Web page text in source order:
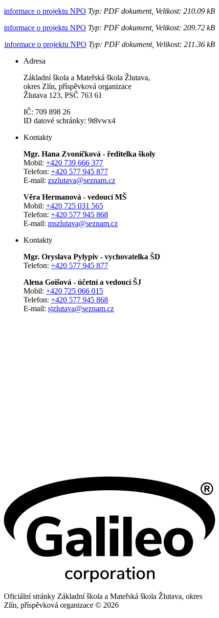
informace o projektu NPO Typ: PDF dokument, Velikost: 210.09 kB
informace o projektu NPO Typ: PDF dokument, Velikost: 209.72 kB
informace o projektu NPO Typ: PDF dokument, Velikost: 211.36 kB
Adresa
Základní škola a Mateřská škola Žlutava,
okres Zlín, příspěvková organizace
Žlutava 123, PSČ 763 61
IČ: 709 898 26
ID datové schránky: 9t8vwx4
Kontakty
Mgr. Hana Zvoníčková - ředitelka školy
Mobil: +420 739 666 377
Telefon: +420 577 945 877
E-mail: zszlutava@seznam.cz
Věra Hermanová - vedoucí MŠ
Mobil: +420 725 031 565
Telefon: +420 577 945 868
E-mail: mszlutava@seznam.cz
Kontakty
Mgr. Oryslava Pylypiv - vychovatelka ŠD
Telefon: +420 577 945 877
Alena Goišová - účetní a vedoucí ŠJ
Mobil: +420 725 066 015
Telefon: +420 577 945 868
E-mail: sjzlutava@seznam.cz
Oficiální stránky Základní škola a Mateřská škola Žlutava, okres
Zlín, příspěvková organizace © 2026